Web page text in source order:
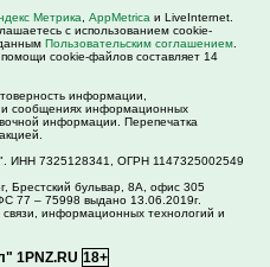
Метрика AppMetrica и LiveInternet.
с использованием cookie-
Пользовательским соглашением
cookie-файлов составляет 14
информации,
и сообщениях информационных
информации. Перепечатка
7325128341, ОГРН 1147325002549
Брестский бульвар, 8А, офис 305
77 – 75998 выдано 13.06.2019г.
информационных технологий и
1PNZ.RU 18+